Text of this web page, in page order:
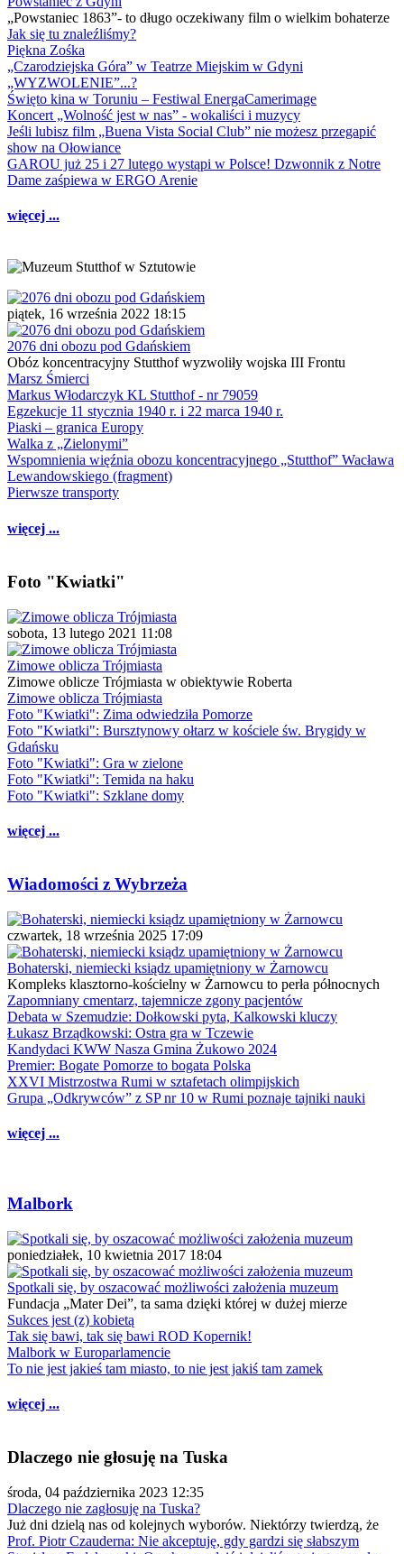
„Powstaniec 1863”- to długo oczekiwany film o wielkim bohaterze
Jak się tu znaleźliśmy?
Piękna Zośka
„Czarodziejska Góra” w Teatrze Miejskim w Gdyni
„WYZWOLENIE”...?
Święto kina w Toruniu – Festiwal EnergaCamerimage
Koncert „Wolność jest w nas” - wokaliści i muzycy
Jeśli lubisz film „Buena Vista Social Club” nie możesz przegapić
show na Ołowiance
GAROU już 25 i 27 lutego wystąpi w Polsce! Dzwonnik z Notre
Dame zaśpiewa w ERGO Arenie
więcej ...
piątek, 16 września 2022 18:15
2076 dni obozu pod Gdańskiem
Obóz koncentracyjny Stutthof wyzwoliły wojska III Frontu
Marsz Śmierci
Markus Włodarczyk KL Stutthof - nr 79059
Egzekucje 11 stycznia 1940 r. i 22 marca 1940 r.
Piaski – granica Europy
Walka z „Zielonymi”
Wspomnienia więźnia obozu koncentracyjnego „Stutthof” Wacława
Lewandowskiego (fragment)
Pierwsze transporty
więcej ...
Foto "Kwiatki"
sobota, 13 lutego 2021 11:08
Zimowe oblicza Trójmiasta
Zimowe oblicze Trójmiasta w obiektywie Roberta
Zimowe oblicza Trójmiasta
Foto "Kwiatki": Zima odwiedziła Pomorze
Foto "Kwiatki": Bursztynowy ołtarz w kościele św. Brygidy w
Gdańsku
Foto "Kwiatki": Gra w zielone
Foto "Kwiatki": Temida na haku
Foto "Kwiatki": Szklane domy
więcej ...
Wiadomości z Wybrzeża
czwartek, 18 września 2025 17:09
Bohaterski, niemiecki ksiądz upamiętniony w Żarnowcu
Kompleks klasztorno-kościelny w Żarnowcu to perła północnych
Zapomniany cmentarz, tajemnicze zgony pacjentów
Debata w Szemudzie: Dołkowski pyta, Kalkowski kluczy
Łukasz Brządkowski: Ostra gra w Tczewie
Kandydaci KWW Nasza Gmina Żukowo 2024
Premier: Bogate Pomorze to bogata Polska
XXVI Mistrzostwa Rumi w sztafetach olimpijskich
Grupa „Odkrywców” z SP nr 10 w Rumi poznaje tajniki nauki
więcej ...
Malbork
poniedziałek, 10 kwietnia 2017 18:04
Spotkali się, by oszacować możliwości założenia muzeum
Fundacja „Mater Dei”, ta sama dzięki której w dużej mierze
Sukces jest (z) kobietą
Tak się bawi, tak się bawi ROD Kopernik!
Malbork w Europarlamencie
To nie jest jakieś tam miasto, to nie jest jakiś tam zamek
więcej ...
Dlaczego nie głosuję na Tuska
środa, 04 października 2023 12:35
Dlaczego nie zagłosuję na Tuska?
Już dni dzielą nas od kolejnych wyborów. Niektórzy twierdzą, że
Prof. Piotr Czauderna: Nie akceptuję, gdy gardzi się słabszym